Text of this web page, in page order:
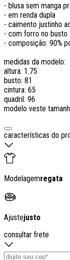
- blusa sem manga
- em renda dupla
- caimento justinho
- com forro no busto
- composição: 90%
medidas da modelo:
altura: 1.75
busto: 81
cintura: 65
quadril: 96
modelo veste
características do
Modelagemregata
Ajustejusto
consultar frete